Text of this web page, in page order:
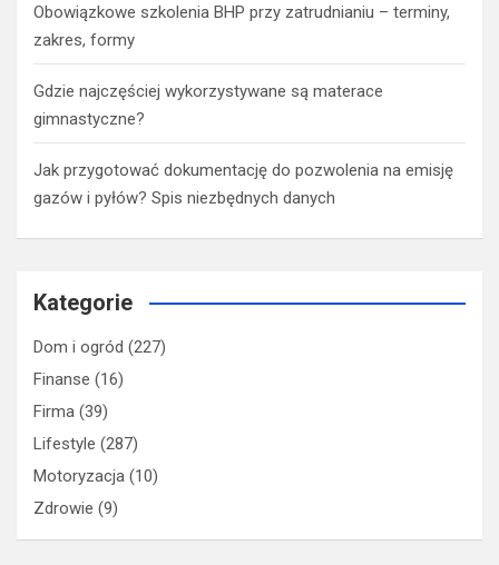
Obowiązkowe szkolenia BHP przy zatrudnianiu – terminy,
zakres, formy
Gdzie najczęściej wykorzystywane są materace
gimnastyczne?
Jak przygotować dokumentację do pozwolenia na emisję
gazów i pyłów? Spis niezbędnych danych
Kategorie
Dom i ogród (227)
Finanse (16)
Firma (39)
Lifestyle (287)
Motoryzacja (10)
Zdrowie (9)